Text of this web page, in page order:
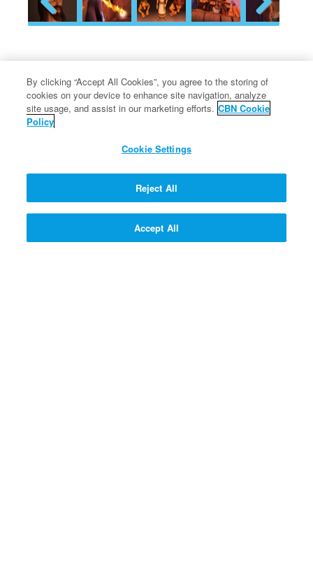
Previous Next
シーン
私たちが死んで天国に行くと、天
使の羽をもらえるのでしょうか？
By clicking “Accept All Cookies”, you agree to the storing of
cookies on your device to enhance site navigation, analyze
site usage, and assist in our marketing efforts. CBN Cookie
Policy
Cookie Settings
Reject All
Accept All